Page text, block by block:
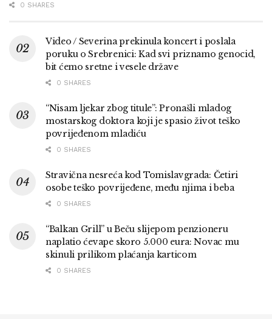
0 SHARES
Video / Severina prekinula koncert i poslala
poruku o Srebrenici: Kad svi priznamo genocid,
bit ćemo sretne i vesele države
0 SHARES
“Nisam ljekar zbog titule”: Pronašli mladog
mostarskog doktora koji je spasio život teško
povrijeđenom mladiću
0 SHARES
Stravična nesreća kod Tomislavgrada: Četiri
osobe teško povrijeđene, među njima i beba
0 SHARES
“Balkan Grill” u Beču slijepom penzioneru
naplatio ćevape skoro 5.000 eura: Novac mu
skinuli prilikom plaćanja karticom
0 SHARES